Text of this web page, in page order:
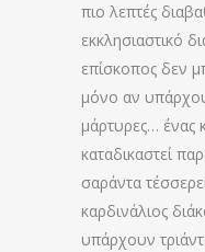
πιο λεπτές
εκκλησιαστικό
επίσκοπος δεν
μόνο αν
μάρτυρες… ένας
καταδικαστεί
σαράντα
καρδινάλιος
υπάρχουν